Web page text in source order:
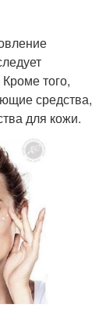
того,
средства,
для кожи.